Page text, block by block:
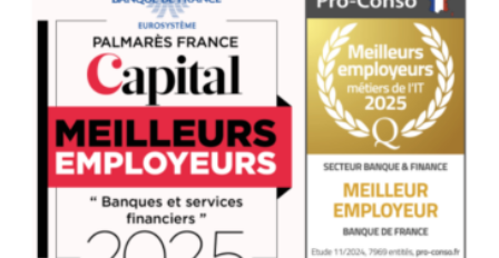
Image